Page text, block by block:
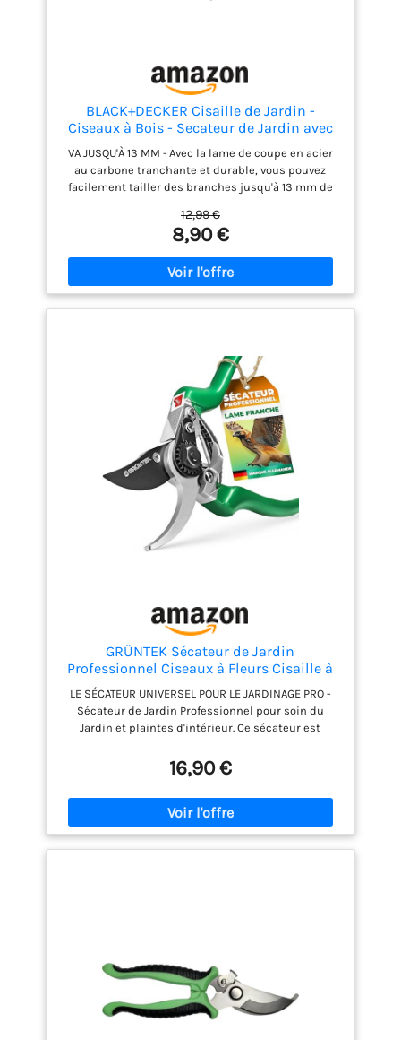
BLACK+DECKER Cisaille de Jardin -
Ciseaux à Bois - Secateur de Jardin avec
Lames en acier trempé - Branches d'un
Diamètre de 13 mm - Taille 20,3 cm - Acier
- Noir/Orange
VA JUSQU'À 13 MM - Avec la lame de coupe en acier
au carbone tranchante et durable, vous pouvez
facilement tailler des branches jusqu'à 13 mm de
jardin comportent également un verrou de sécurité
pour verrouiller les lames lorsqu'ils ne sont pas
utilisés. POIGNÉE CONFORTABLE - Les sécateurs sont
conçus avec une poignée confortable et un
mécanisme à ressort pour réduire la tension sur
vos mains.
12,99 €
8,90 €
GRÜNTEK Sécateur de Jardin
Professionnel Ciseaux à Fleurs Cisaille à
Lame
LE SÉCATEUR UNIVERSEL POUR LE JARDINAGE PRO -
Sécateur de Jardin Professionnel pour soin du
Jardin et plaintes d'intérieur. Ce sécateur est
Lame supérieure en acier japonais de 48 mm et
revêtement anti-adhérent de téflon SÉCATEUR À
LAME FRANCHE - Sécateur à lame franche avec lame
inférieure en acier au carbone, chromé. Cisaille
Coupe branches de précision COMPACT
CONFORTABLE ERGONOMIQUE - Poignées
plantes de maison, fleurs, petites branches
DIMENSIONS EXACTES DU SECATEUR - Longueur : 215
mm, Poids 256gr, lame 48mm ; Diamètre de coupe
recommandé : 5-20mm.
16,90 €